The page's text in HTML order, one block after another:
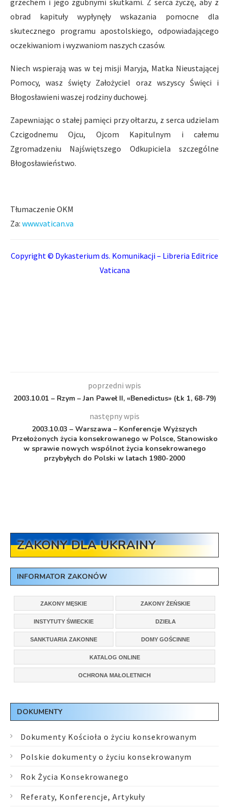
grzechem i jego zgubnymi skutkami. Z serca życzę, aby z
obrad kapituły wypłynęły wskazania pomocne dla
skutecznego programu apostolskiego, odpowiadającego
oczekiwaniom i wyzwaniom naszych czasów.
Niech wspierają was w tej misji Maryja, Matka Nieustającej
Pomocy, wasz święty Założyciel oraz wszyscy Święci i
Błogosławieni waszej rodziny duchowej.
Zapewniając o stałej pamięci przy ołtarzu, z serca udzielam
Czcigodnemu Ojcu, Ojcom Kapitulnym i całemu
Zgromadzeniu Najświętszego Odkupiciela szczególne
Błogosławieństwo.
Tłumaczenie OKM
Za: www.vatican.va
Copyright © Dykasterium ds. Komunikacji – Libreria Editrice
Vaticana
poprzedni wpis
2003.10.01 – Rzym – Jan Paweł II, «Benedictus» (Łk 1, 68-79)
następny wpis
2003.10.03 – Warszawa – Konferencje Wyższych
Przełożonych życia konsekrowanego w Polsce, Stanowisko
w sprawie nowych wspólnot życia konsekrowanego
przybyłych do Polski w latach 1980-2000
ZAKONY DLA UKRAINY
INFORMATOR ZAKONÓW
ZAKONY MĘSKIE ZAKONY ŻEŃSKIE
INSTYTUTY ŚWIECKIE DZIEŁA
SANKTUARIA ZAKONNE DOMY GOŚCINNE
KATALOG ONLINE
OCHRONA MAŁOLETNICH
DOKUMENTY
Dokumenty Kościoła o życiu konsekrowanym
Polskie dokumenty o życiu konsekrowanym
Rok Życia Konsekrowanego
Referaty, Konferencje, Artykuły